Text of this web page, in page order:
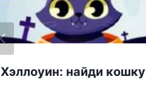
Хэллоуин: найди кошку